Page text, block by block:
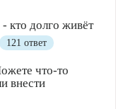
кто долго живёт
121 ответ
что-то
внести